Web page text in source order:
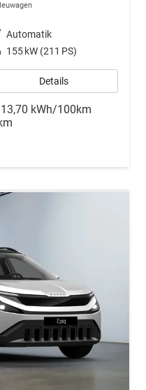
Automatik
155 kW (211 PS)
Details
13,70 kWh/100km